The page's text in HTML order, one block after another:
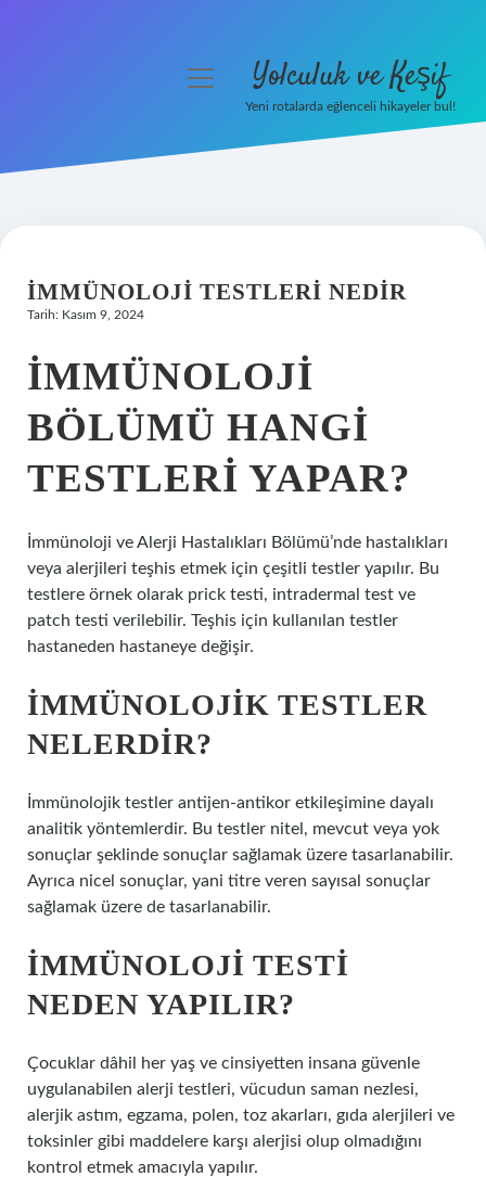
Hakkımızda
menüyü Yolculuk ve Keşif
Yeni rotalarda eğlenceli hikayeler bul!
İMMÜNOLOJI TESTLERI NEDIR
Tarih: Kasım 9, 2024
İMMÜNOLOJI
BÖLÜMÜ HANGI
TESTLERI YAPAR?
İmmünoloji ve Alerji Hastalıkları Bölümü’nde hastalıkları
veya alerjileri teşhis etmek için çeşitli testler yapılır. Bu
testlere örnek olarak prick testi, intradermal test ve
patch testi verilebilir. Teşhis için kullanılan testler
hastaneden hastaneye değişir.
İMMÜNOLOJIK TESTLER
NELERDIR?
İmmünolojik testler antijen-antikor etkileşimine dayalı
analitik yöntemlerdir. Bu testler nitel, mevcut veya yok
sonuçlar şeklinde sonuçlar sağlamak üzere tasarlanabilir.
Ayrıca nicel sonuçlar, yani titre veren sayısal sonuçlar
sağlamak üzere de tasarlanabilir.
İMMÜNOLOJI TESTI
NEDEN YAPILIR?
Çocuklar dâhil her yaş ve cinsiyetten insana güvenle
uygulanabilen alerji testleri, vücudun saman nezlesi,
alerjik astım, egzama, polen, toz akarları, gıda alerjileri ve
toksinler gibi maddelere karşı alerjisi olup olmadığını
kontrol etmek amacıyla yapılır.